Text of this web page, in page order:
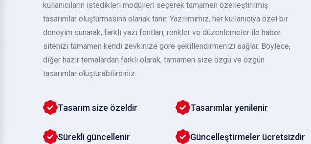
kullanıcıların istedikleri modülleri seçerek tamamen özelleştirilmiş
tasarımlar oluşturmasına olanak tanır. Yazılımımız, her kullanıcıya özel bir
deneyim sunarak, farklı yazı fontları, renkler ve düzenlemeler ile haber
sitenizi tamamen kendi zevkinize göre şekillendirmenizi sağlar. Böylece,
diğer hazır temalardan farklı olarak, tamamen size özgü ve özgün
tasarımlar oluşturabilirsiniz.
Tasarım size özeldir
Sürekli güncellenir
Tasarımlar yenilenir
Güncelleştirmeler ücretsizdir